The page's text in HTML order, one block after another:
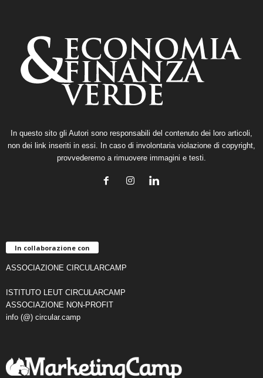
In questo sito gli Autori sono responsabili del contenuto dei loro articoli,
non dei link inseriti in essi. In caso di involontaria violazione di copyright,
provvederemo a rimuovere immagini e testi.
In collaborazione con
ASSOCIAZIONE CIRCULARCAMP
ISTITUTO LEUT CIRCULARCAMP
ASSOCIAZIONE NON-PROFIT
info (@) circular.camp